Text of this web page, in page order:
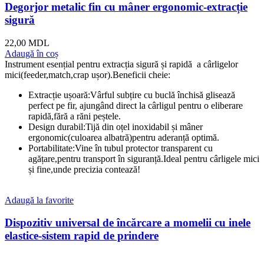
Degorjor metalic fin cu mâner ergonomic-extracție
sigură
22,00 MDL
Adaugă în coș
Instrument esențial pentru extracția sigură și rapidă a cârligelor
mici(feeder,match,crap ușor).Beneficii cheie:
Extracție ușoară:Vârful subțire cu buclă închisă glisează
perfect pe fir, ajungând direct la cârligul pentru o eliberare
rapidă,fără a răni peștele.
Design durabil:Tijă din oțel inoxidabil și mâner
ergonomic(culoarea albatră)pentru aderanță optimă.
Portabilitate:Vine în tubul protector transparent cu
agățare,pentru transport în siguranță.Ideal pentru cârligele mici
și fine,unde precizia contează!
Adaugă la favorite
Dispozitiv universal de încărcare a momelii cu inele
elastice-sistem rapid de prindere